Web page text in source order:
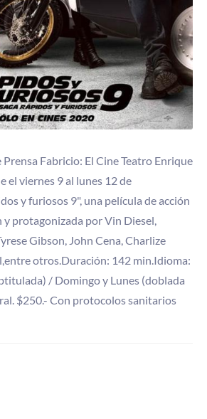
Fabricio: El Cine Teatro Enrique
el viernes 9 al lunes 12 de
y furiosos 9", una película de acción
protagonizada por Vin Diesel,
Gibson, John Cena, Charlize
otros.Duración: 142 min.Idioma:
/ Domingo y Lunes (doblada
$250.- Con protocolos sanitarios